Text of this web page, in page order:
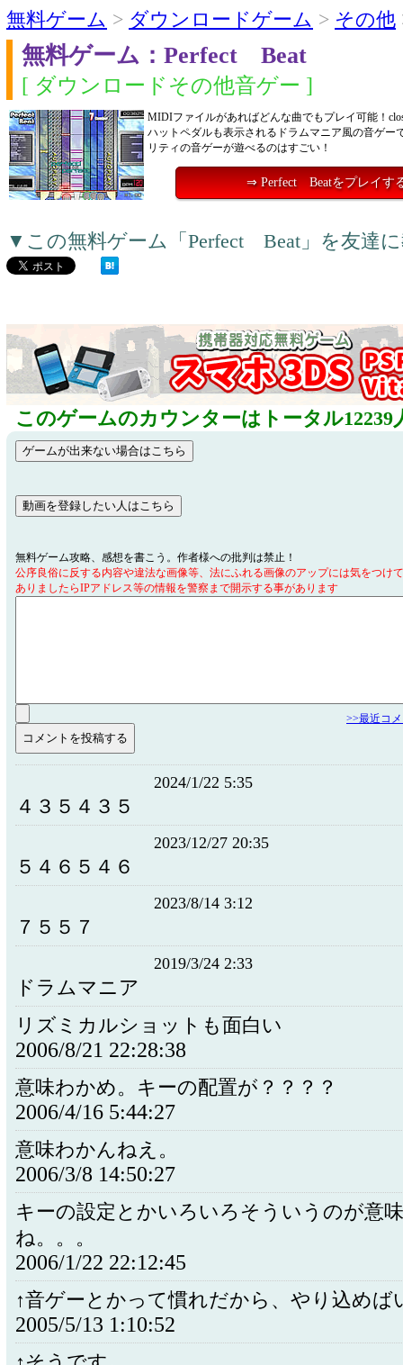
無料ゲーム > ダウンロードゲーム > その他
無料ゲーム：Perfect Beat
[ ダウンロードその他音ゲー ]
MIDIファイルがあればどんな曲でもプレイ可能！
ハットペダルも表示されるドラムマニア風の音ゲー
リティの音ゲーが遊べるのはすごい！
⇒ Perfect Beatをプレイす
▼この無料ゲーム「Perfect Beat」を友達
このゲームのカウンターはトータル12239
無料ゲーム攻略、感想を書こう。作者様への批判は禁止！
公序良俗に反する内容や違法な画像等、法にふれる画像のアップには気をつけ
ありましたらIPアドレス等の情報を警察まで開示する事があります
>>最近コ
2024/1/22 5:35
４３５４３５
2023/12/27 20:35
５４６５４６
2023/8/14 3:12
７５５７
2019/3/24 2:33
ドラムマニア
リズミカルショットも面白い
2006/8/21 22:28:38
意味わかめ。キーの配置が？？？？
2006/4/16 5:44:27
意味わかんねえ。
2006/3/8 14:50:27
キーの設定とかいろいろそういうのが意
ね。。。
2006/1/22 22:12:45
↑音ゲーとかって慣れだから、やり込めば
2005/5/13 1:10:52